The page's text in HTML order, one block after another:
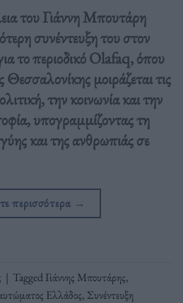
του Γιάννη Μπουτάρη
συνέντευξη του στον
το περιοδικό Olafaq, όπου
μοιράζεται τις
την κοινωνία και την
υπογραμμίζοντας τη
και της ανθρωπιάς σε
περισσότερα →
| TaggedΓιάννης Μπουτάρης,
Ελλάδος, Συνέντευξη